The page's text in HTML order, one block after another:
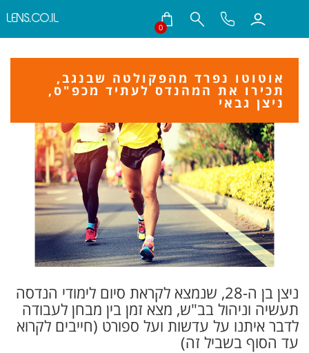
של
אינטרנט,
0
LENS.CO.IL
אוטוטו נפרד מהפקולטה שבנגב,
תכירו את המהנדס לעתיד מכפ"ס,
ניצן גבאי
ניצן בן ה-28, שנמצא לקראת סיום לימודי הנדסה
תעשיה וניהול בב"ש, מצא זמן בין מבחן לעבודה
לדבר איתנו על עדשות ועל ספורט (חייבים לקרוא
עד הסוף בשביל זה)